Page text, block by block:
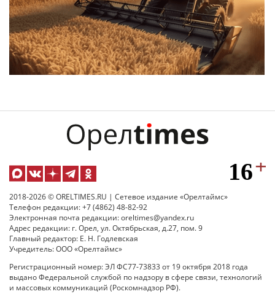
2018-2026 © ORELTIMES.RU | Сетевое издание «Орелтаймс»
Телефон редакции: +7 (4862) 48-82-92
Электронная почта редакции: oreltimes@yandex.ru
Адрес редакции: г. Орел, ул. Октябрьская, д.27, пом. 9
Главный редактор: Е. Н. Годлевская
Учредитель: ООО «Орелтаймс»
Регистрационный номер: ЭЛ ФС77-73833 от 19 октября 2018 года
выдано Федеральной службой по надзору в сфере связи, технологий
и массовых коммуникаций (Роскомнадзор РФ).